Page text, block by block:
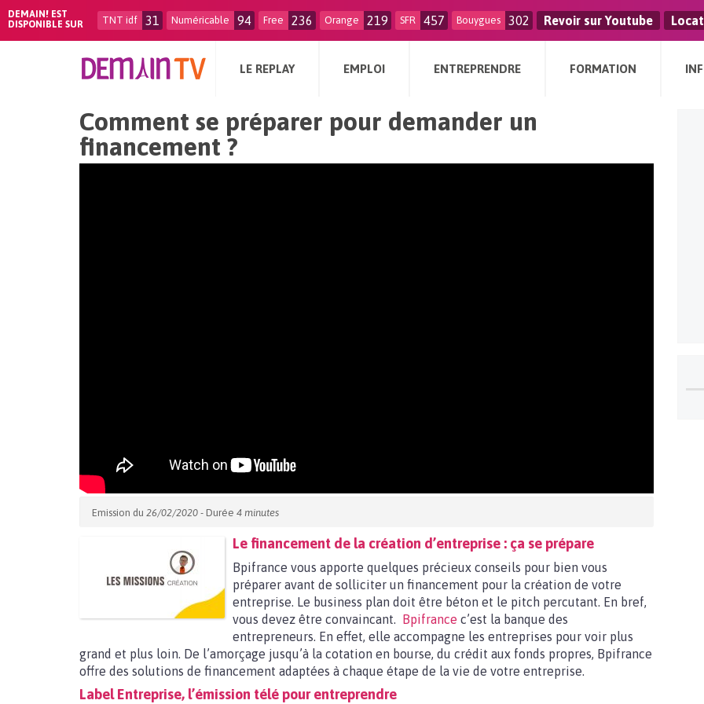
DEMAIN! EST
DISPONIBLE SUR
TNT idf 31 Numéricable 94 Free 236 Orange 219 SFR 457 Bouygues 302 Revoir sur Youtube
LE REPLAY EMPLOI ENTREPRENDRE FORMATION
Comment se préparer pour demander un
financement ?
Emission du 26/02/2020 - Durée 4 minutes
Le financement de la création d’entreprise : ça se prépare
Bpifrance vous apporte quelques précieux conseils pour bien vous
préparer avant de solliciter un financement pour la création de votre
entreprise. Le business plan doit être béton et le pitch percutant. En bref,
vous devez être convaincant. Bpifrance c’est la banque des
entrepreneurs. En effet, elle accompagne les entreprises pour voir plus
grand et plus loin. De l’amorçage jusqu’à la cotation en bourse, du crédit aux fonds propres, Bpifrance
offre des solutions de financement adaptées à chaque étape de la vie de votre entreprise.
Label Entreprise, l’émission télé pour entreprendre